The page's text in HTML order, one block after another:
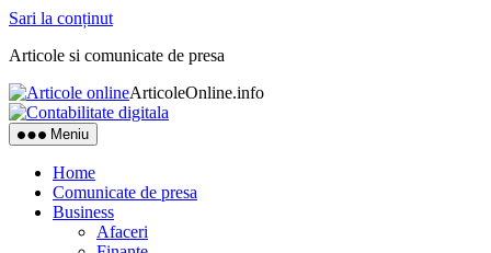
Sari la conținut
Articole si comunicate de presa
ArticoleOnline.info
Meniu
Home
Comunicate de presa
Business
Afaceri